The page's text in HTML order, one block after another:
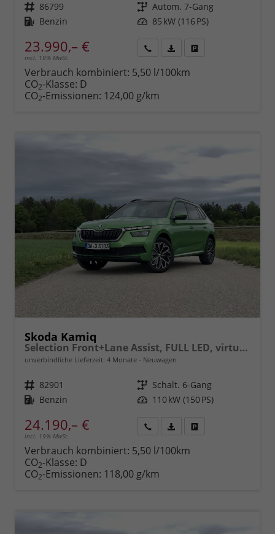
Fahrzeugnr. 86799 Getriebe Autom. 7-Gang
Kraftstoff Benzin Leistung 85 kW (116 PS)
23.990,– €
incl. 19% MwSt.
anfordern
Datei,
Verbrauch kombiniert: 5,50 l/100km
CO2-Klasse: D
CO2-Emissionen: 124,00 g/km
Skoda Kamiq
Selection Front+Lane Assist, FULL LED, virtuelles Cockpit, , Climatronic, Parksensoren, ISOFIX, el. Fensterheber, Tempomat, Sitzhzg. uvm.
unverbindliche Lieferzeit: 4 Monate Neuwagen
Fahrzeugnr. 82901 Getriebe Schalt. 6-Gang
Kraftstoff Benzin Leistung 110 kW (150 PS)
24.190,– €
incl. 19% MwSt.
anfordern
Datei,
Verbrauch kombiniert: 5,50 l/100km
CO2-Klasse: D
CO2-Emissionen: 118,00 g/km